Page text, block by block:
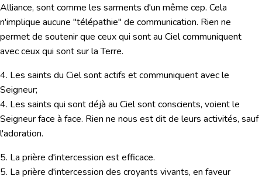
Alliance, sont comme les sarments d'un même cep. Cela
n'implique aucune "télépathie" de communication. Rien ne
permet de soutenir que ceux qui sont au Ciel communiquent
avec ceux qui sont sur la Terre.
4. Les saints du Ciel sont actifs et communiquent avec le
Seigneur;
4. Les saints qui sont déjà au Ciel sont conscients, voient le
Seigneur face à face. Rien ne nous est dit de leurs activités, sauf
l'adoration.
5. La prière d'intercession est efficace.
5. La prière d'intercession des croyants vivants, en faveur